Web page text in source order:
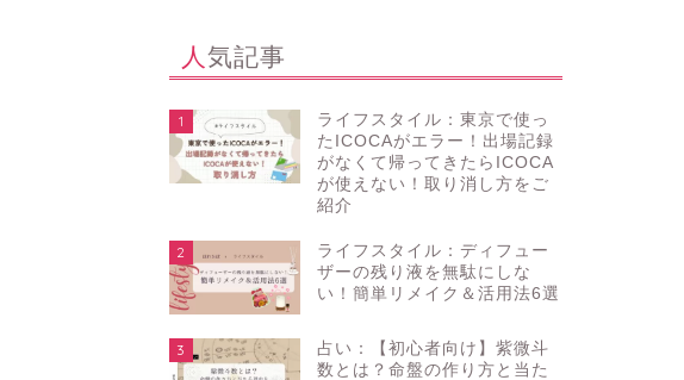
人気記事
1
ライフスタイル：東京で使っ
たICOCAがエラー！出場記録
がなくて帰ってきたらICOCA
が使えない！取り消し方をご
紹介
2
ライフスタイル：ディフュー
ザーの残り液を無駄にしな
い！簡単リメイク＆活用法6選
3
占い：【初心者向け】紫微斗
数とは？命盤の作り方と当た